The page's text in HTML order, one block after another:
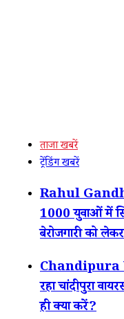
ताजा खबरें
ट्रेंडिंग खबरें
Rahul
1000 युवाओं में
बेरोजगारी को
Chandipura
रहा चांदीपुरा
ही क्या करें?